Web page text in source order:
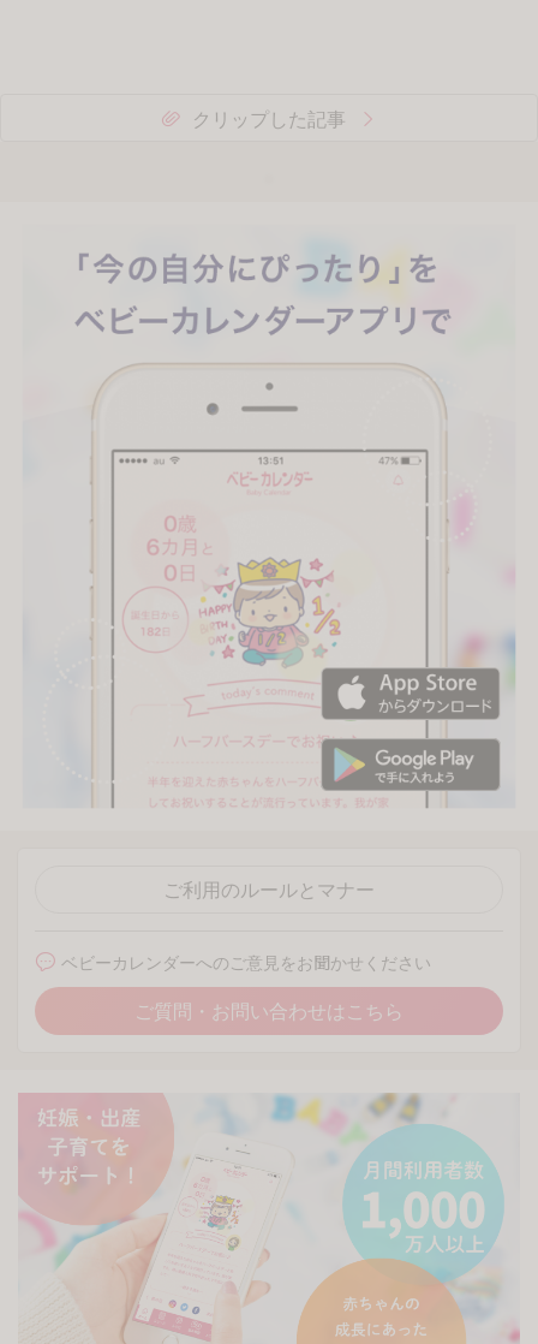
クリップした記事
ご利用のルールとマナー
ベビーカレンダーへのご意見をお聞かせください
ご質問・お問い合わせはこちら